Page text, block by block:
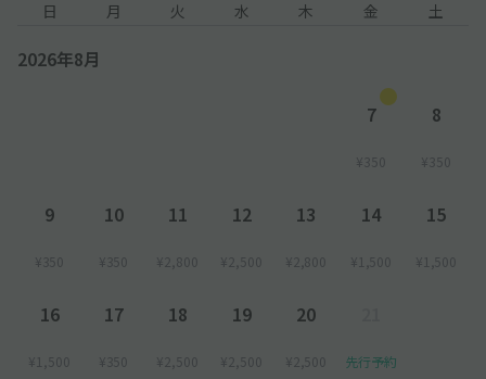
日 月 火 水 木 金 土
2026年8月
7
¥350
8
¥350
9
¥350
10
¥350
11
¥2,800
12
¥2,500
13
¥2,800
14
¥1,500
15
¥1,500
16
¥1,500
17
¥350
18
¥2,500
19
¥2,500
20
¥2,500 先行予約